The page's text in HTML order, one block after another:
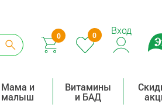
0 0 Вход
Мама и
малыш
Витамины
и БАД